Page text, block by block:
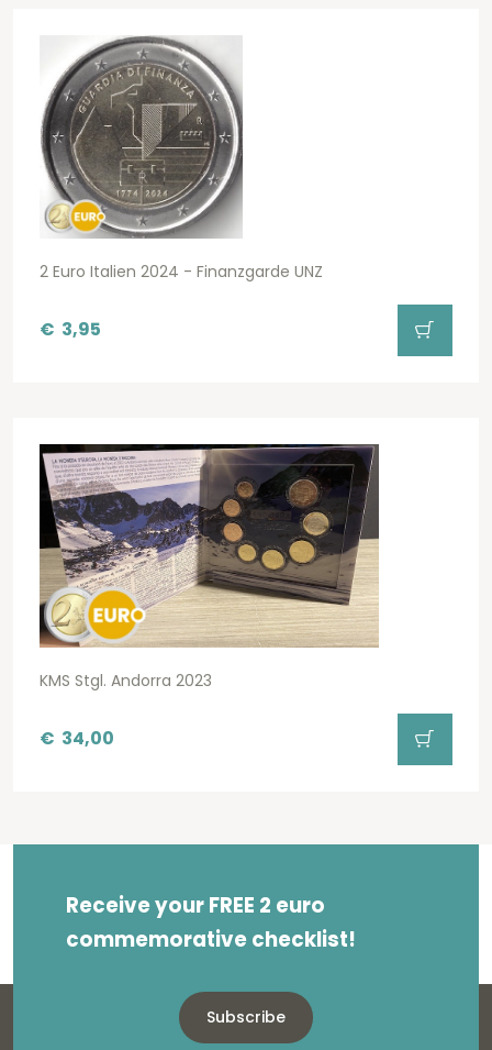
2 Euro Italien 2024 - Finanzgarde UNZ
€ 3,95
KMS Stgl. Andorra 2023
€ 34,00
Receive your FREE 2 euro
commemorative checklist!
Subscribe